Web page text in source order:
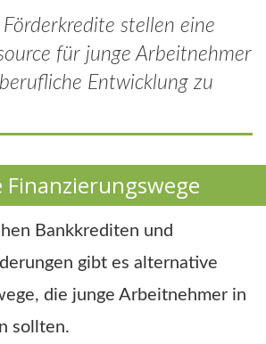
stellen eine
für junge Arbeitnehmer
Entwicklung zu
Bankkrediten und
gibt es alternative
die junge Arbeitnehmer in
sollten.